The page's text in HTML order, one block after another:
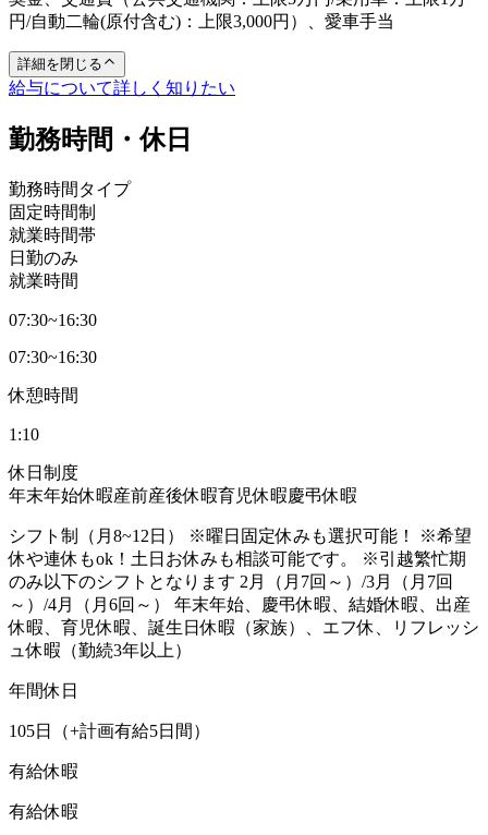
円/自動二輪(原付含む)：上限3,000円）、愛車手当
詳細を閉じる
給与について詳しく知りたい
勤務時間・休日
勤務時間タイプ
固定時間制
就業時間帯
日勤のみ
就業時間
07:30~16:30
07:30~16:30
休憩時間
1:10
休日制度
年末年始休暇産前産後休暇育児休暇慶弔休暇
シフト制（月8~12日） ※曜日固定休みも選択可能！ ※希望
休や連休もok！土日お休みも相談可能です。 ※引越繁忙期
のみ以下のシフトとなります 2月（月7回～）/3月（月7回
～）/4月（月6回～） 年末年始、慶弔休暇、結婚休暇、出産
休暇、育児休暇、誕生日休暇（家族）、エフ休、リフレッシ
ュ休暇（勤続3年以上）
年間休日
105日（+計画有給5日間）
有給休暇
有給休暇